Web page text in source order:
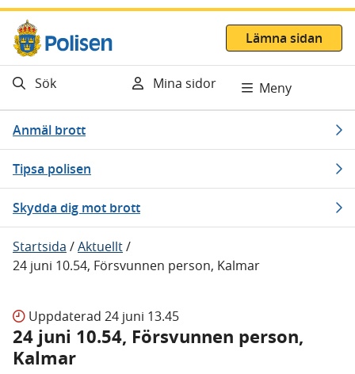
Gå direkt till innehåll
Lämna sidan
Sök Mina sidor Meny
Anmäl brott
Tipsa polisen
Skydda dig mot brott
Startsida /Aktuellt/
24 juni 10.54, Försvunnen person, Kalmar
Uppdaterad 24 juni 13.45
24 juni 10.54, Försvunnen person,
Kalmar